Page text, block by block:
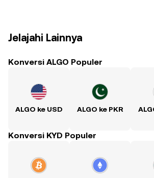
Jelajahi Lainnya
Konversi ALGO Populer
ALGO ke USD ALGO ke PKR
Konversi KYD Populer